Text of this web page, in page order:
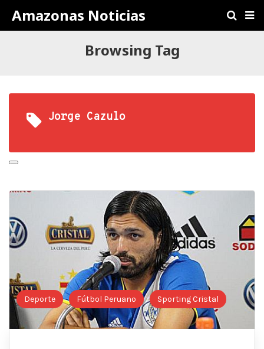
Amazonas Noticias
Browsing Tag
Jorge Cazulo
Deporte Fútbol Peruano Sporting Cristal